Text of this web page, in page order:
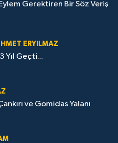
Gerektiren Bir Söz Veriş
ERYILMAZ
Yıl Geçti...
ve Gomidas Yalanı